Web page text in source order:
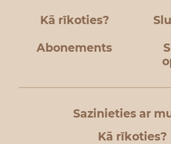
Kā rīkoties?
Abonements
Sazinieties ar
Kā rīkoties?